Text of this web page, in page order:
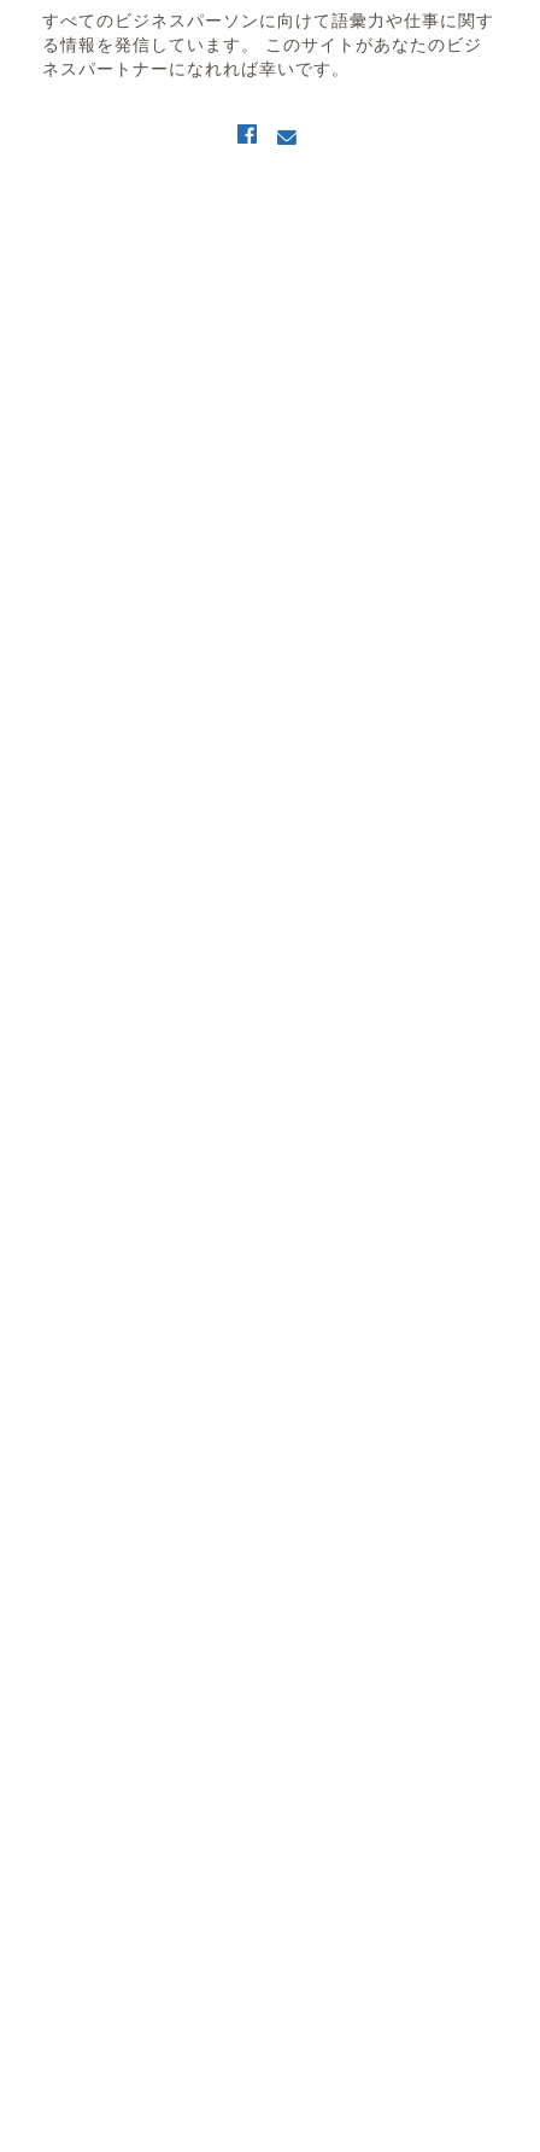
すべてのビジネスパーソンに向けて語彙力や仕事に関す
る情報を発信しています。 このサイトがあなたのビジ
ネスパートナーになれれば幸いです。